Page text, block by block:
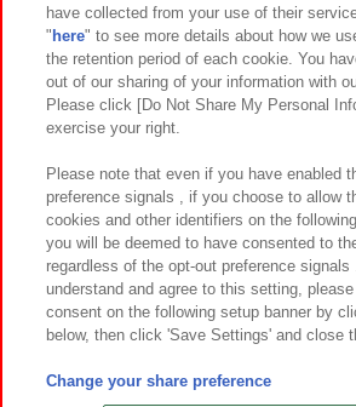
関連会社 サステナビリティ
プライバシーポリシー ウェブアクセシビ
お取引先さまとともに
カスタマーハラスメント対応方針 よくある
©Bandai Namco Amusement
©Bandai Namco Amusement Lab
have collected from your use of their
" here" to see more details about how we
the retention period of each cookie. You
out of our sharing of your information with
Please click [Do Not Share My Personal
exercise your right.
Please note that even if you have enabled
preference signals , if you choose to allow
cookies and other identifiers on the
you will be deemed to have consented to
regardless of the opt-out preference
understand and agree to this setting,
consent on the following setup banner by
below, then click 'Save Settings' and close
Change your share preference